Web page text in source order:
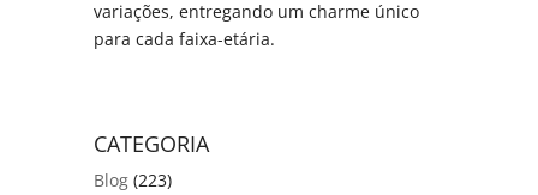
variações, entregando um charme único
para cada faixa-etária.
CATEGORIA
Blog (223)